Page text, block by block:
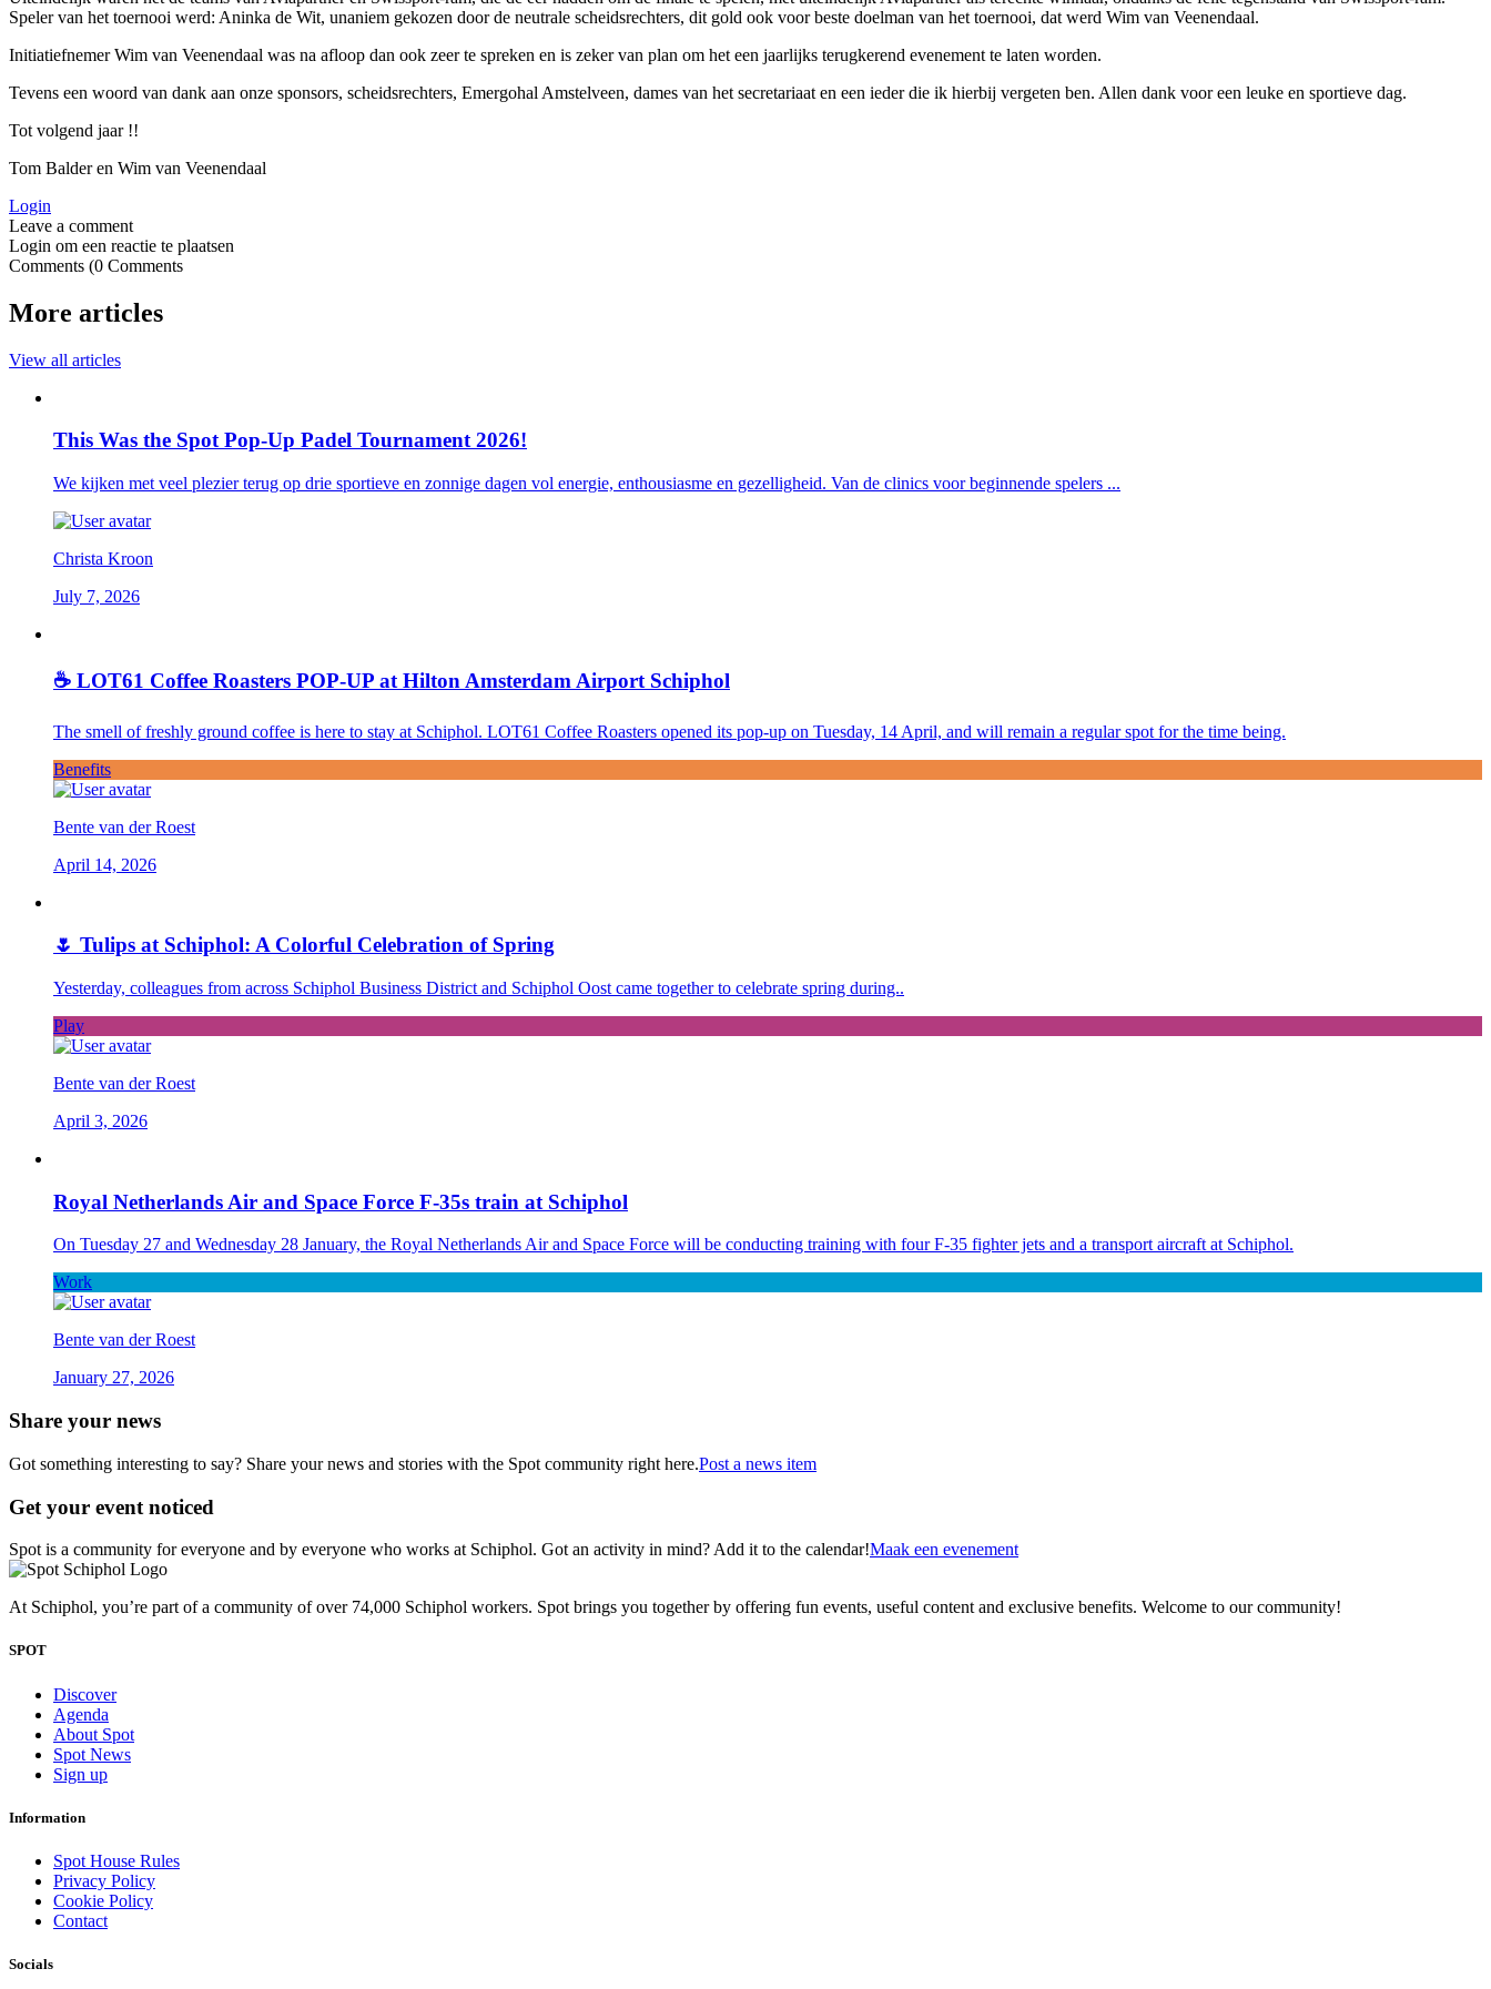
Speler van het toernooi werd: Aninka de Wit, unaniem gekozen door de neutrale scheidsrechters, dit gold ook voor beste doelman van het toernooi, dat werd Wim van Veenendaal.
Initiatiefnemer Wim van Veenendaal was na afloop dan ook zeer te spreken en is zeker van plan om het een jaarlijks terugkerend evenement te laten worden.
Tevens een woord van dank aan onze sponsors, scheidsrechters, Emergohal Amstelveen, dames van het secretariaat en een ieder die ik hierbij vergeten ben. Allen dank voor een leuke en sportieve dag.
Tot volgend jaar !!
Tom Balder en Wim van Veenendaal
Login
Login om een reactie te plaatsen
0 Comments
More articles
View all articles
This Was the Spot Pop-Up Padel Tournament 2026!
We kijken met veel plezier terug op drie sportieve en zonnige dagen vol energie, enthousiasme en gezelligheid. Van de clinics voor beginnende spelers ...
Christa Kroon
July 7, 2026
☕ LOT61 Coffee Roasters POP-UP at Hilton Amsterdam Airport Schiphol
The smell of freshly ground coffee is here to stay at Schiphol. LOT61 Coffee Roasters opened its pop-up on Tuesday, 14 April, and will remain a regular spot for the time being.
Benefits
Bente van der Roest
April 14, 2026
🌷 Tulips at Schiphol: A Colorful Celebration of Spring
Yesterday, colleagues from across Schiphol Business District and Schiphol Oost came together to celebrate spring during..
Play
Bente van der Roest
April 3, 2026
Royal Netherlands Air and Space Force F-35s train at Schiphol
On Tuesday 27 and Wednesday 28 January, the Royal Netherlands Air and Space Force will be conducting training with four F-35 fighter jets and a transport aircraft at Schiphol.
Work
Bente van der Roest
January 27, 2026
Share your news
Got something interesting to say? Share your news and stories with the Spot community right here.Post a news item
Get your event noticed
Spot is a community for everyone and by everyone who works at Schiphol. Got an activity in mind? Add it to the calendar!Maak een evenement
At Schiphol, you’re part of a community of over 74,000 Schiphol workers. Spot brings you together by offering fun events, useful content and exclusive benefits. Welcome to our community!
SPOT
Discover
Agenda
About Spot
Spot News
Sign up
Information
Spot House Rules
Privacy Policy
Cookie Policy
Contact
Socials